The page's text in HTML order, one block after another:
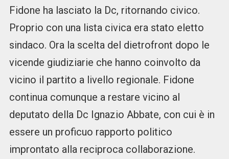
Fidone ha lasciato la Dc, ritornando civico.
Proprio con una lista civica era stato eletto
sindaco. Ora la scelta del dietrofront dopo le
vicende giudiziarie che hanno coinvolto da
vicino il partito a livello regionale. Fidone
continua comunque a restare vicino al
deputato della Dc Ignazio Abbate, con cui è in
essere un proficuo rapporto politico
improntato alla reciproca collaborazione.